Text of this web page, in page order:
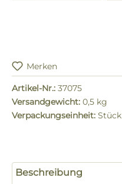
Merken
Artikel-Nr.: 37075
Versandgewicht: 0,5 kg
Verpackungseinheit: Stück
Beschreibung